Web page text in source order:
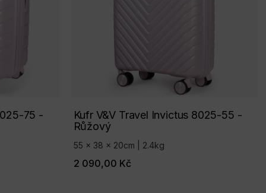
75 -
Kufr V&V Travel Invictus 8025-55 -
Růžový
55 x 38 x 20cm | 2.4kg
2 090,00 Kč